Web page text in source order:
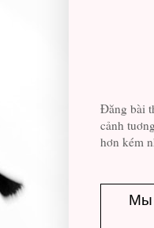
Đăng bài
cảnh
hơn kém
Мы